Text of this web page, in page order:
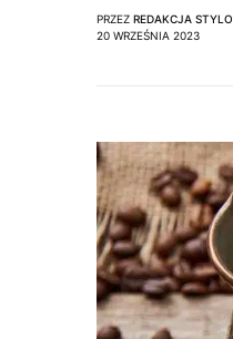
PRZEZ REDAKCJA
20 WRZEŚNIA 2023